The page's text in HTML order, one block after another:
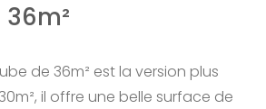
de 36m² est la version plus
il offre une belle surface de